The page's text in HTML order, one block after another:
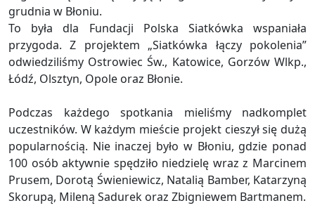
grudnia w Błoniu.
To była dla Fundacji Polska Siatkówka wspaniała
przygoda. Z projektem „Siatkówka łączy pokolenia”
odwiedziliśmy Ostrowiec Św., Katowice, Gorzów Wlkp.,
Łódź, Olsztyn, Opole oraz Błonie.
Podczas każdego spotkania mieliśmy nadkomplet
uczestników. W każdym mieście projekt cieszył się dużą
popularnością. Nie inaczej było w Błoniu, gdzie ponad
100 osób aktywnie spędziło niedzielę wraz z Marcinem
Prusem, Dorotą Świeniewicz, Natalią Bamber, Katarzyną
Skorupą, Mileną Sadurek oraz Zbigniewem Bartmanem.